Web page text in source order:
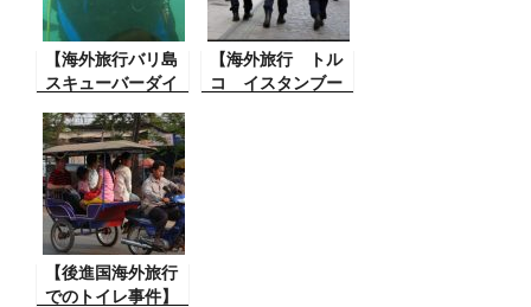
（1）
詩が・
【海外旅行バリ島
スキューバーダイ
バダイビングとは
こんなに楽しいと
は思わなかった。
癖になるね。
【海外旅行 トル
コ イスタンブー
【後進国海外旅行
でのトイレ事件】